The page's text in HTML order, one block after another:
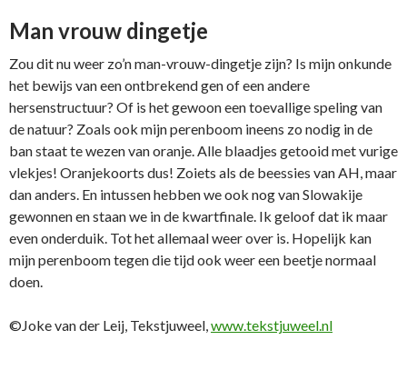
Man vrouw dingetje
Zou dit nu weer zo’n man-vrouw-dingetje zijn? Is mijn onkunde
het bewijs van een ontbrekend gen of een andere
hersenstructuur? Of is het gewoon een toevallige speling van
de natuur? Zoals ook mijn perenboom ineens zo nodig in de
ban staat te wezen van oranje. Alle blaadjes getooid met vurige
vlekjes! Oranjekoorts dus! Zoiets als de beessies van AH, maar
dan anders. En intussen hebben we ook nog van Slowakije
gewonnen en staan we in de kwartfinale. Ik geloof dat ik maar
even onderduik. Tot het allemaal weer over is. Hopelijk kan
mijn perenboom tegen die tijd ook weer een beetje normaal
doen.
©Joke van der Leij, Tekstjuweel,www.tekstjuweel.nl